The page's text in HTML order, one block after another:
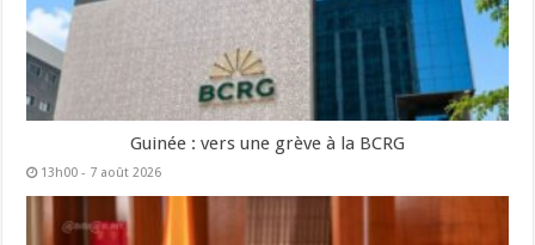
Guinée : vers une grève à la BCRG
13h00 - 7 août 2026